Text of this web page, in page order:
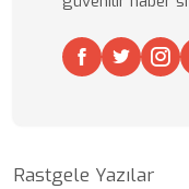
Rastgele Yazılar